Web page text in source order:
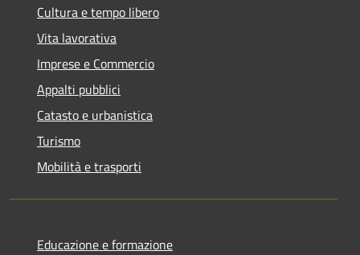
Cultura e tempo libero
Vita lavorativa
Imprese e Commercio
Appalti pubblici
Catasto e urbanistica
Turismo
Mobilità e trasporti
Educazione e formazione